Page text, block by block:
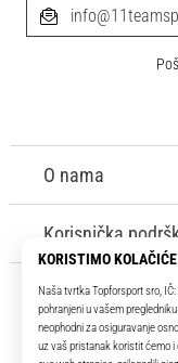
O nama
Korisnička